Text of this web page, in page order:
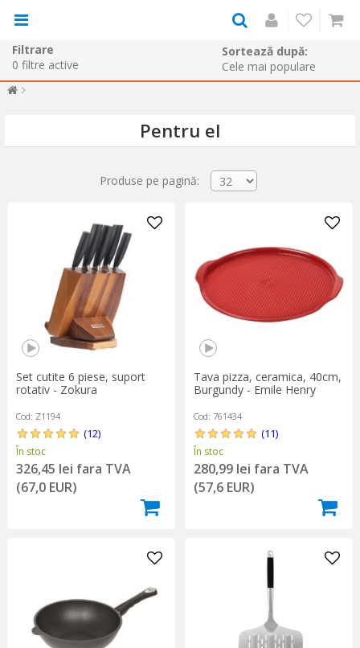
Filtrare
0 filtre active
Sortează după:
Pentru el
Produse pe pagină:
Set cutite 6 piese, suport
rotativ - Zokura
Cod: Z1194
(12)
În stoc
326,45 lei fara TVA
(67,0 EUR)
Tava pizza, ceramica, 40cm,
Burgundy - Emile Henry
Cod: 761434
(11)
În stoc
280,99 lei fara TVA
(57,6 EUR)